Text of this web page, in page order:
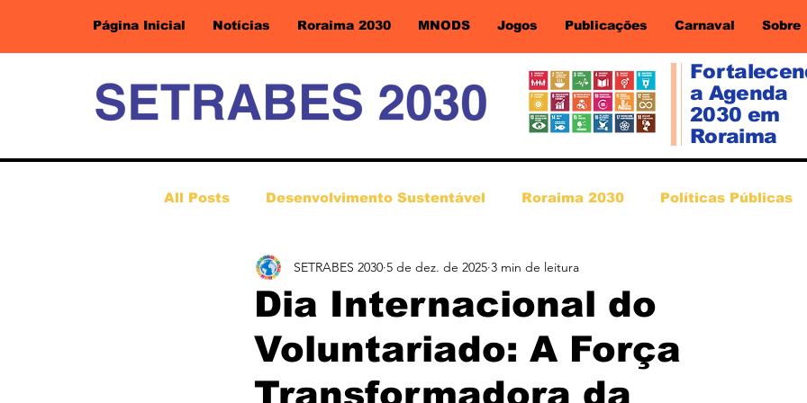
Página Inicial Notícias Roraima 2030 MNODS Jogos Publicações Carnaval Sobre
a Agenda
2030 em
Roraima
All Posts Desenvolvimento Sustentável Roraima 2030 Políticas Públicas
Dia Internacional do
Voluntariado: A Força
Transformadora da
SETRABES 2030 5 de dez. de 2025 3 min de leitura